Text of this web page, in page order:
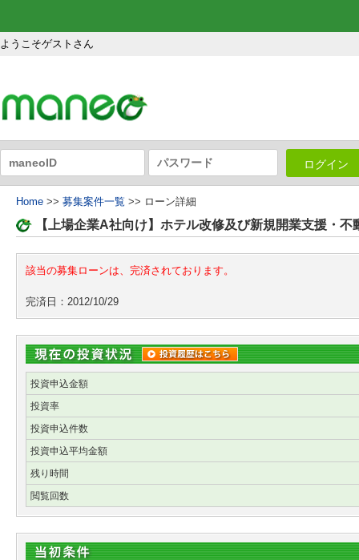
ようこそゲストさん
ログイン
Home >> 募集案件一覧 >> ローン詳細
【上場企業A社向け】ホテル改修及び新規開業支援・
該当の募集ローンは、完済されております。
完済日：2012/10/29
投資申込金額
投資率
投資申込件数
投資申込平均金額
残り時間
閲覧回数